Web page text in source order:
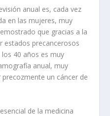
anual es, cada vez
en las mujeres, muy
que gracias a la
estados precancerosos
40 años es muy
anual, muy
un cáncer de
de la medicina